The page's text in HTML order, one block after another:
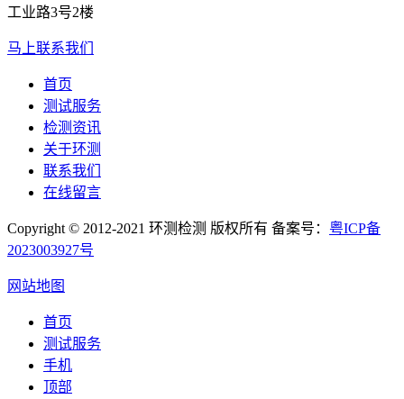
工业路3号2楼
马上联系我们
首页
测试服务
检测资讯
关于环测
联系我们
在线留言
Copyright © 2012-2021 环测检测 版权所有 备案号： 粤ICP备
2023003927号
网站地图
首页
测试服务
手机
顶部